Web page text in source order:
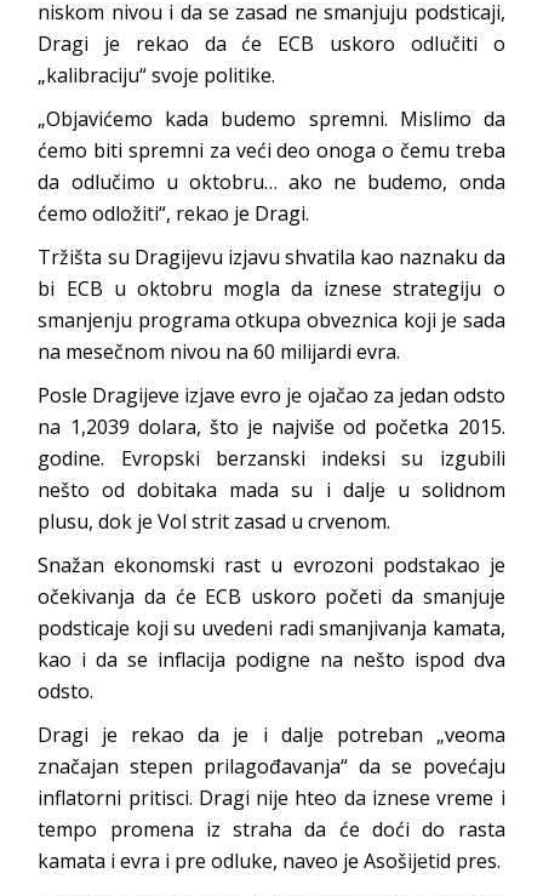
niskom nivou i da se zasad ne smanjuju podsticaji,
Dragi je rekao da će ECB uskoro odlučiti o
„kalibraciju“ svoje politike.
„Objavićemo kada budemo spremni. Mislimo da
ćemo biti spremni za veći deo onoga o čemu treba
da odlučimo u oktobru… ako ne budemo, onda
ćemo odložiti“, rekao je Dragi.
Tržišta su Dragijevu izjavu shvatila kao naznaku da
bi ECB u oktobru mogla da iznese strategiju o
smanjenju programa otkupa obveznica koji je sada
na mesečnom nivou na 60 milijardi evra.
Posle Dragijeve izjave evro je ojačao za jedan odsto
na 1,2039 dolara, što je najviše od početka 2015.
godine. Evropski berzanski indeksi su izgubili
nešto od dobitaka mada su i dalje u solidnom
plusu, dok je Vol strit zasad u crvenom.
Snažan ekonomski rast u evrozoni podstakao je
očekivanja da će ECB uskoro početi da smanjuje
podsticaje koji su uvedeni radi smanjivanja kamata,
kao i da se inflacija podigne na nešto ispod dva
odsto.
Dragi je rekao da je i dalje potreban „veoma
značajan stepen prilagođavanja“ da se povećaju
inflatorni pritisci. Dragi nije hteo da iznese vreme i
tempo promena iz straha da će doći do rasta
kamata i evra i pre odluke, naveo je Asošijetid pres.